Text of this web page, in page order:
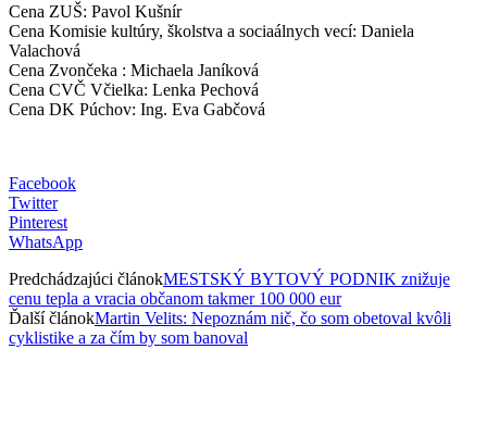
Cena ZUŠ: Pavol Kušnír
Cena Komisie kultúry, školstva a sociaálnych vecí: Daniela
Valachová
Cena Zvončeka : Michaela Janíková
Cena CVČ Včielka: Lenka Pechová
Cena DK Púchov: Ing. Eva Gabčová
Facebook
Twitter
Pinterest
WhatsApp
Predchádzajúci článokMESTSKÝ BYTOVÝ PODNIK znižuje
cenu tepla a vracia občanom takmer 100 000 eur
Ďalší článokMartin Velits: Nepoznám nič, čo som obetoval kvôli
cyklistike a za čím by som banoval